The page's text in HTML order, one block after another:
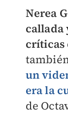
Nerea
callada
críticas
un
era la
de